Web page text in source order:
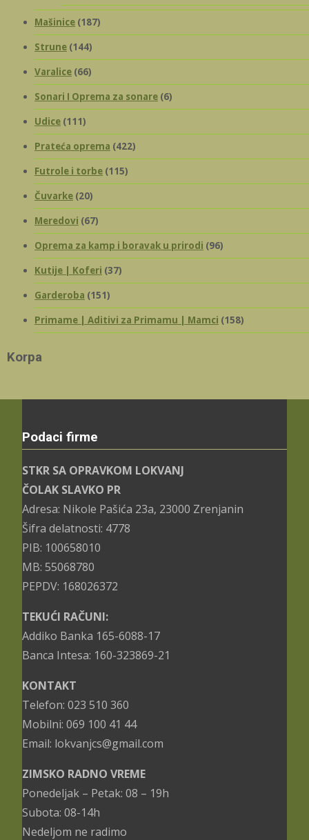
Mašinice (187)
Strune (144)
Varalice (66)
Sonari I Oprema za sonare (6)
Udice (111)
Prateća oprema (422)
Futrole i torbe (115)
Čuvarke (20)
Meredovi (67)
Oprema za kamp i boravak u prirodi (96)
Kutije | Koferi (37)
Garderoba (151)
Primame | Aditivi za Primamu | Mamci (158)
Korpa
Podaci firme
STKR SA OPRAVKOM LOKVANJ
ČOLAK SLAVKO PR
Adresa: Nikole Pašića 23a, 23000 Zrenjanin
Šifra delatnosti: 4778
PIB: 100658010
MB: 55068780
PEPDV: 168026372
TEKUĆI RAČUNI:
Addiko Banka 165-6088-17
Banca Intesa: 160-323869-21
KONTAKT
Telefon: 023 510 360
Mobilni: 069 100 41 44
Email: lokvanjcs@gmail.com
ZIMSKO RADNO VREME
Ponedeljak – Petak: 08 – 19h
Subota: 08-14h
Nedeljom ne radimo